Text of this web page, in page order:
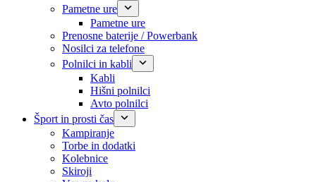
Pametne ure
Pametne ure
Prenosne baterije / Powerbank
Nosilci za telefone
Polnilci in kabli
Kabli
Hišni polnilci
Avto polnilci
Šport in prosti čas
Kampiranje
Torbe in dodatki
Kolebnice
Skiroji